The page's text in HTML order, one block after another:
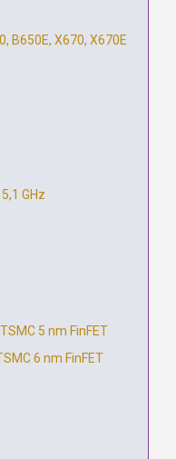
B650E, X670, X670E
GHz
5 nm FinFET
6 nm FinFET